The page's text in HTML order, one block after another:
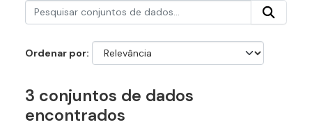
Ordenar por
3 conjuntos de dados
encontrados